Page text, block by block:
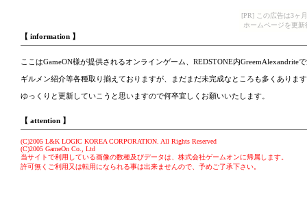
[PR] この広告は3ヶ
ホームページを更
【 information 】
ここはGameON様が提供されるオンラインゲーム、REDSTONE内GreemAlexandrite
ギルメン紹介等各種取り揃えておりますが、まだまだ未完成なところも多くありま
ゆっくりと更新していこうと思いますので何卒宜しくお願いいたします。
【 attention 】
(C)2005 L&K LOGIC KOREA CORPORATION. All Rights Reserved
(C)2005 GameOn Co., Ltd
当サイトで利用している画像の数種及びデータは、株式会社ゲームオンに帰属します。
許可無くご利用又は転用になられる事は出来ませんので、予めご了承下さい。